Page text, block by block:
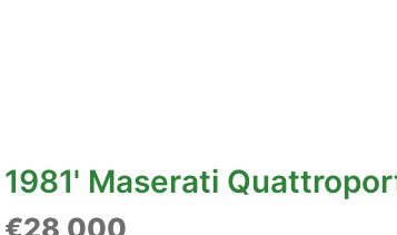
1981' Maserati
€28,000